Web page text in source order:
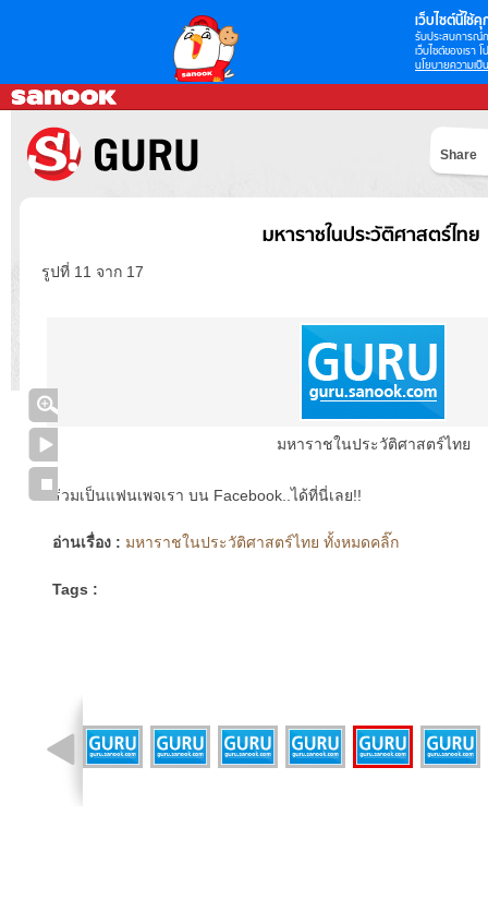
เว็บไซต์นี้ใช้คุ
รับประสบการณ์
เว็บไซต์ของเรา
นโยบายความเป็
Share
มหาราชในประวัติศาสตร์ไทย
รูปที่ 11 จาก 17
มหาราชในประวัติศาสตร์ไทย
ร่วมเป็นแฟนเพจเรา บน Facebook..ได้ที่นี่เลย!!
อ่านเรื่อง : มหาราชในประวัติศาสตร์ไทย ทั้งหมดคลิ๊ก
Tags :